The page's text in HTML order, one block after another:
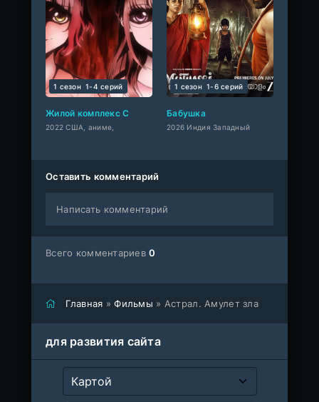
Жилой комплекс С
2022 США, аниме,
1 сезон 1-4 cерий
Бабушка
2026 Индия Западный
1 сезон 1-6 cерий
Оставить комментарий
Написать комментарий
Всего комментариев0
Главная »Фильмы » Астрал. Амулет зла
для развития сайта